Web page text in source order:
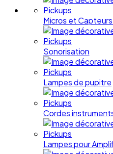
Micros et
Sonorisation
Lampes de pupitre
Cordes
Lampes pour